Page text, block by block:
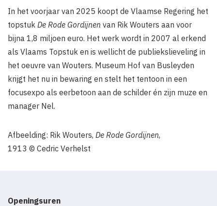
In het voorjaar van 2025 koopt de Vlaamse Regering het
topstuk De Rode Gordijnen van Rik Wouters aan voor
bijna 1,8 miljoen euro. Het werk wordt in 2007 al erkend
als Vlaams Topstuk en is wellicht de publiekslieveling in
het oeuvre van Wouters. Museum Hof van Busleyden
krijgt het nu in bewaring en stelt het tentoon in een
focusexpo als eerbetoon aan de schilder én zijn muze en
manager Nel.
Afbeelding: Rik Wouters, De Rode Gordijnen,
1913 © Cedric Verhelst
Openingsuren